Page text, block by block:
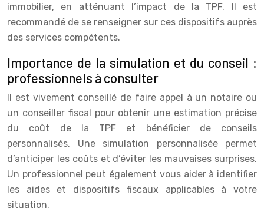
immobilier, en atténuant l’impact de la TPF. Il est
recommandé de se renseigner sur ces dispositifs auprès
des services compétents.
Importance de la simulation et du conseil :
professionnels à consulter
Il est vivement conseillé de faire appel à un notaire ou
un conseiller fiscal pour obtenir une estimation précise
du coût de la TPF et bénéficier de conseils
personnalisés. Une simulation personnalisée permet
d’anticiper les coûts et d’éviter les mauvaises surprises.
Un professionnel peut également vous aider à identifier
les aides et dispositifs fiscaux applicables à votre
situation.